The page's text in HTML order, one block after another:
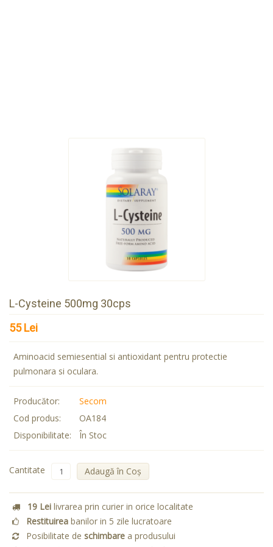
L-Cysteine 500mg 30cps
55 Lei
Aminoacid semiesential si antioxidant pentru protectie
pulmonara si oculara.
Producător:
Secom
Cod produs:
OA184
Disponibilitate:
În Stoc
Cantitate Adaugă în Coş
19 Lei livrarea prin curier in orice localitate
Restituirea banilor in 5 zile lucratoare
Posibilitate de schimbare a produsului